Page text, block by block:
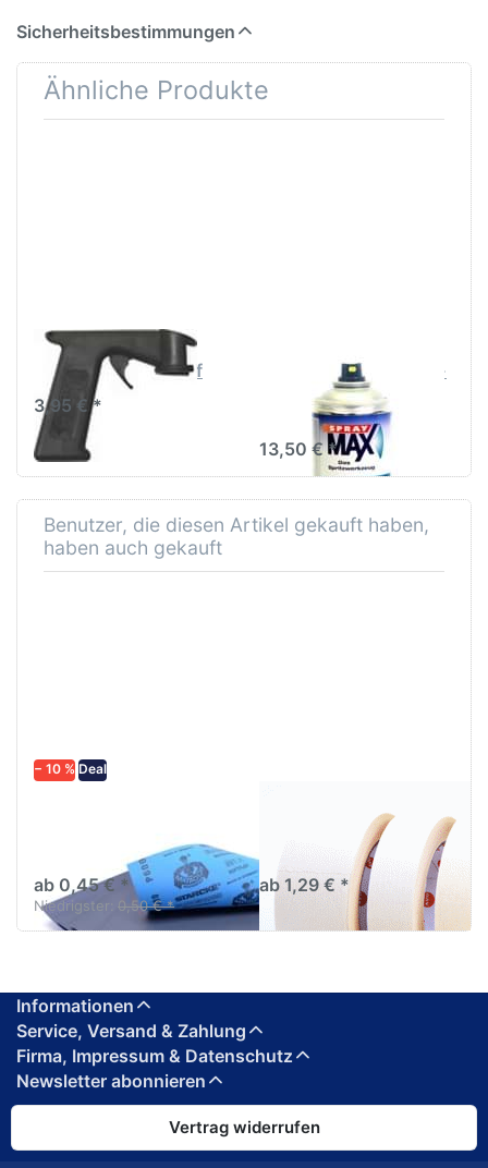
Sicherheitsbestimmungen
Ähnliche Produkte
SPRAYMAX
SprayMax Handgriff
3,95 € *
SprayMax Kunststoff-
Haftvermittler Spray
400ml
13,50 € *
Benutzer, die diesen Artikel gekauft haben,
haben auch gekauft
− 10 % Deal
diversen Körnungen
ab 0,45 € *
Niedrigster: 0,50 € *
Abklebeband hell bis
ab 1,29 € *
Informationen
Service, Versand & Zahlung
Firma, Impressum & Datenschutz
Newsletter abonnieren
Vertrag widerrufen